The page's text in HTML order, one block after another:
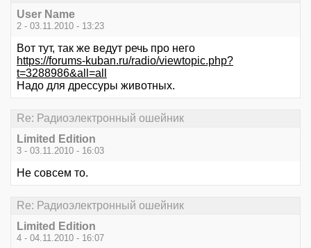
User Name
2 - 03.11.2010 - 13:23
Вот тут, так же ведут речь про него
https://forums-kuban.ru/radio/viewtopic.php?
t=3288986&all=all
Надо для дрессуры животных.
Re: Радиоэлектронный ошейник
Limited Edition
3 - 03.11.2010 - 16:03
Не совсем то.
Re: Радиоэлектронный ошейник
Limited Edition
4 - 04.11.2010 - 16:07